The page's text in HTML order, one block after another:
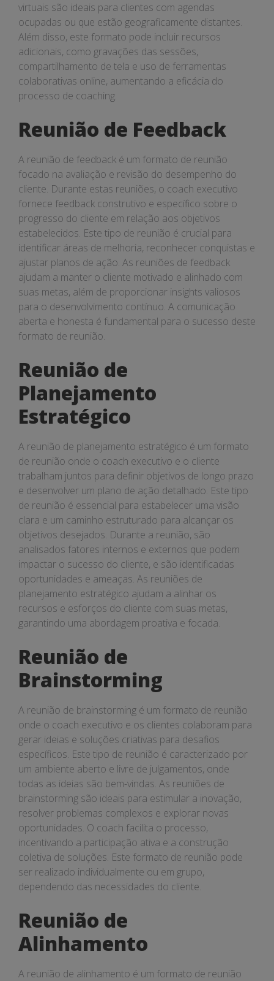
virtuais são ideais para clientes com agendas
ocupadas ou que estão geograficamente distantes.
Além disso, este formato pode incluir recursos
adicionais, como gravações das sessões,
compartilhamento de tela e uso de ferramentas
colaborativas online, aumentando a eficácia do
processo de coaching.
Reunião de Feedback
A reunião de feedback é um formato de reunião
focado na avaliação e revisão do desempenho do
cliente. Durante estas reuniões, o coach executivo
fornece feedback construtivo e específico sobre o
progresso do cliente em relação aos objetivos
estabelecidos. Este tipo de reunião é crucial para
identificar áreas de melhoria, reconhecer conquistas e
ajustar planos de ação. As reuniões de feedback
ajudam a manter o cliente motivado e alinhado com
suas metas, além de proporcionar insights valiosos
para o desenvolvimento contínuo. A comunicação
aberta e honesta é fundamental para o sucesso deste
formato de reunião.
Reunião de
Planejamento
Estratégico
A reunião de planejamento estratégico é um formato
de reunião onde o coach executivo e o cliente
trabalham juntos para definir objetivos de longo prazo
e desenvolver um plano de ação detalhado. Este tipo
de reunião é essencial para estabelecer uma visão
clara e um caminho estruturado para alcançar os
objetivos desejados. Durante a reunião, são
analisados fatores internos e externos que podem
impactar o sucesso do cliente, e são identificadas
oportunidades e ameaças. As reuniões de
planejamento estratégico ajudam a alinhar os
recursos e esforços do cliente com suas metas,
garantindo uma abordagem proativa e focada.
Reunião de
Brainstorming
A reunião de brainstorming é um formato de reunião
onde o coach executivo e os clientes colaboram para
gerar ideias e soluções criativas para desafios
específicos. Este tipo de reunião é caracterizado por
um ambiente aberto e livre de julgamentos, onde
todas as ideias são bem-vindas. As reuniões de
brainstorming são ideais para estimular a inovação,
resolver problemas complexos e explorar novas
oportunidades. O coach facilita o processo,
incentivando a participação ativa e a construção
coletiva de soluções. Este formato de reunião pode
ser realizado individualmente ou em grupo,
dependendo das necessidades do cliente.
Reunião de
Alinhamento
A reunião de alinhamento é um formato de reunião